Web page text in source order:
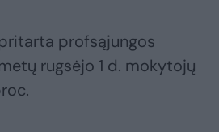
profsąjungos
rugsėjo 1 d. mokytojų